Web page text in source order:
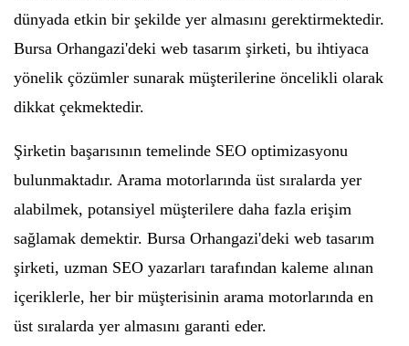
dünyada etkin bir şekilde yer almasını gerektirmektedir.
Bursa Orhangazi'deki web tasarım şirketi, bu ihtiyaca
yönelik çözümler sunarak müşterilerine öncelikli olarak
dikkat çekmektedir.
Şirketin başarısının temelinde SEO optimizasyonu
bulunmaktadır. Arama motorlarında üst sıralarda yer
alabilmek, potansiyel müşterilere daha fazla erişim
sağlamak demektir. Bursa Orhangazi'deki web tasarım
şirketi, uzman SEO yazarları tarafından kaleme alınan
içeriklerle, her bir müşterisinin arama motorlarında en
üst sıralarda yer almasını garanti eder.